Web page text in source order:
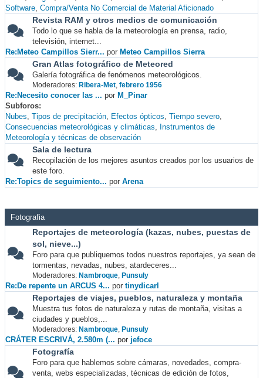
Software Compra/Venta No Comercial de Material Aficionado
Revista RAM y otros medios de comunicación
Todo lo que se habla de la meteorología en prensa, radio,
televisión, internet...
Re:Meteo Campillos Sierr... por Meteo Campillos Sierra
Gran Atlas fotográfico de Meteored
Galería fotográfica de fenómenos meteorológicos.
Moderadores: Ribera-Met, febrero 1956
Re:Necesito conocer las ... por M_Pinar
Subforos
Nubes Tipos de precipitación Efectos ópticos Tiempo severo
Consecuencias meteorológicas y climáticas
Instrumentos de
Meteorología y técnicas de observación
Sala de lectura
Recopilación de los mejores asuntos creados por los usuarios de
este foro.
Re:Topics de seguimiento... por Arena
Fotografia
Reportajes de meteorología (kazas, nubes, puestas de
sol, nieve...)
Foro para que publiquemos todos nuestros reportajes, ya sean de
tormentas, nevadas, nubes, atardeceres...
Moderadores: Nambroque, Punsuly
Re:De repente un ARCUS 4... por tinydicarl
Reportajes de viajes, pueblos, naturaleza y montaña
Muestra tus fotos de naturaleza y rutas de montaña, visitas a
ciudades y pueblos,...
Moderadores: Nambroque, Punsuly
CRÁTER ESCRIVÁ, 2.580m (... por jefoce
Fotografía
Foro para que hablemos sobre cámaras, novedades, compra-
venta, webs especializadas, técnicas de edición de fotos,